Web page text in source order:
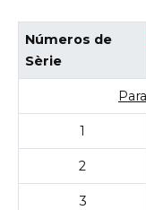
Números de
Sèrie
1
2
3